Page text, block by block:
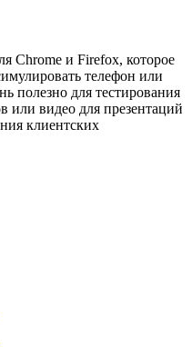
Chrome и Firefox, которое
телефон или
полезно для тестирования
или видео для презентаций
клиентских